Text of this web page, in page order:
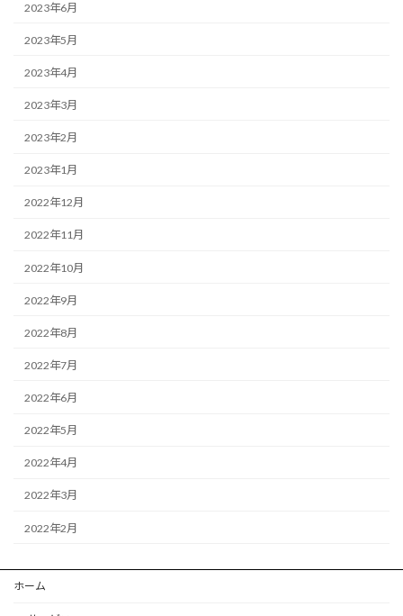
2023年6月
2023年5月
2023年4月
2023年3月
2023年2月
2023年1月
2022年12月
2022年11月
2022年10月
2022年9月
2022年8月
2022年7月
2022年6月
2022年5月
2022年4月
2022年3月
2022年2月
ホーム